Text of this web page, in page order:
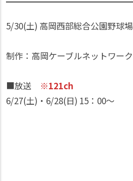
5/30(土) 高岡西部総合公園野球場
制作：高岡ケーブルネットワーク
■放送 ※121ch
6/27(土)・6/28(日) 15：00〜